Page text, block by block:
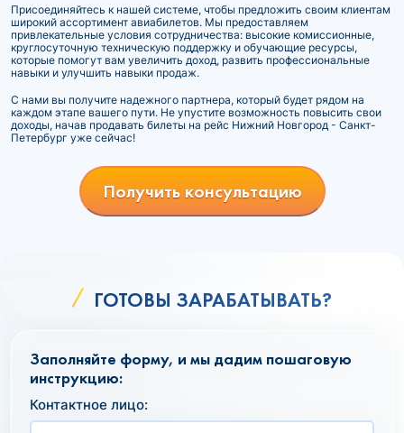
Присоединяйтесь к нашей системе, чтобы предложить своим клиентам
широкий ассортимент авиабилетов. Мы предоставляем
привлекательные условия сотрудничества: высокие комиссионные,
круглосуточную техническую поддержку и обучающие ресурсы,
которые помогут вам увеличить доход, развить профессиональные
навыки и улучшить навыки продаж.
С нами вы получите надежного партнера, который будет рядом на
каждом этапе вашего пути. Не упустите возможность повысить свои
доходы, начав продавать билеты на рейс Нижний Новгород - Санкт-
Петербург уже сейчас!
Получить консультацию
ГОТОВЫ ЗАРАБАТЫВАТЬ?
Заполняйте форму, и мы дадим пошаговую
инструкцию:
Контактное лицо: